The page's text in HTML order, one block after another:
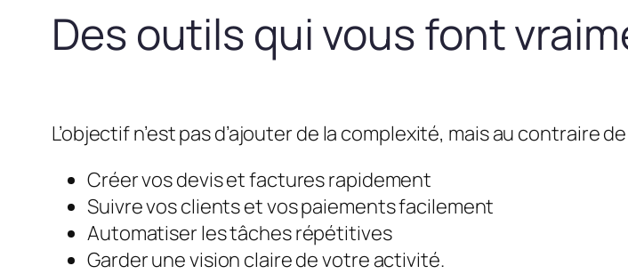
Des outils qui vous font
L’objectif n’est pas d’ajouter de la complexité, mais au contraire
Créer vos devis et factures rapidement
Suivre vos clients et vos paiements facilement
Automatiser les tâches répétitives
Garder une vision claire de votre activité.